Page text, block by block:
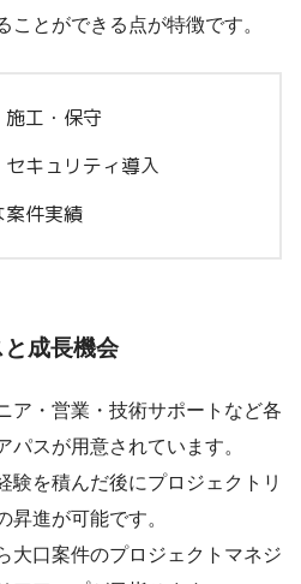
ことができる点が特徴です。
工・保守
キュリティ導入
案件実績
成長機会
ア・営業・技術サポートなど各
スが用意されています。
験を積んだ後にプロジェクトリ
昇進が可能です。
大口案件のプロジェクトマネジ